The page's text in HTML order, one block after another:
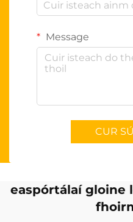
Message
CUR
easpórtálaí gloine